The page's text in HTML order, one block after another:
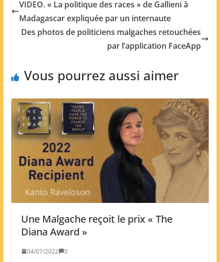
VIDEO. « La politique des races » de Gallieni à
Madagascar expliquée par un internaute
Des photos de politiciens malgaches retouchées
par l’application FaceApp
Vous pourrez aussi aimer
Une Malgache reçoit le prix « The
Diana Award »
04/07/2022 0